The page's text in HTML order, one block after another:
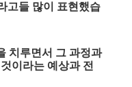
고들 많이 표현했습
치루면서 그 과정과
이라는 예상과 전